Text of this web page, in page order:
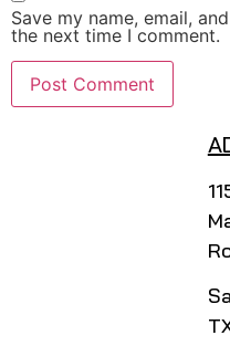
Save my name, email,
the next time I comment.